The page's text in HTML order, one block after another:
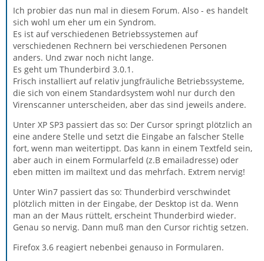
Ich probier das nun mal in diesem Forum. Also - es handelt
sich wohl um eher um ein Syndrom.
Es ist auf verschiedenen Betriebssystemen auf
verschiedenen Rechnern bei verschiedenen Personen
anders. Und zwar noch nicht lange.
Es geht um Thunderbird 3.0.1.
Frisch installiert auf relativ jungfräuliche Betriebssysteme,
die sich von einem Standardsystem wohl nur durch den
Virenscanner unterscheiden, aber das sind jeweils andere.
Unter XP SP3 passiert das so: Der Cursor springt plötzlich an
eine andere Stelle und setzt die Eingabe an falscher Stelle
fort, wenn man weitertippt. Das kann in einem Textfeld sein,
aber auch in einem Formularfeld (z.B emailadresse) oder
eben mitten im mailtext und das mehrfach. Extrem nervig!
Unter Win7 passiert das so: Thunderbird verschwindet
plötzlich mitten in der Eingabe, der Desktop ist da. Wenn
man an der Maus rüttelt, erscheint Thunderbird wieder.
Genau so nervig. Dann muß man den Cursor richtig setzen.
Firefox 3.6 reagiert nebenbei genauso in Formularen.